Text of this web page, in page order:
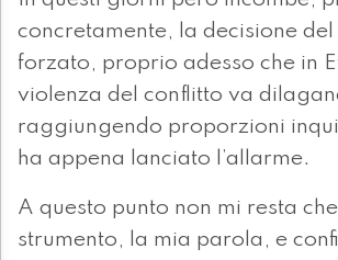
concretamente, la decisione
forzato, proprio adesso che in
violenza del conflitto va
raggiungendo proporzioni
ha appena lanciato l’allarme.
A questo punto non mi resta
strumento, la mia parola, e